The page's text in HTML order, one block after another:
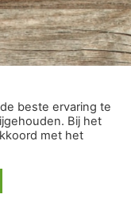
beste ervaring te
Bij het
met het